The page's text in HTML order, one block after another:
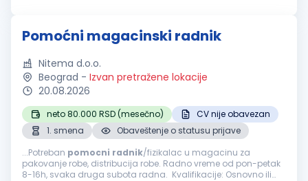
Pomoćni magacinski radnik
Nitema d.o.o.
Beograd - Izvan pretražene lokacije
20.08.2026
neto 80.000 RSD (mesečno)
CV nije obavezan
1. smena
Obaveštenje o statusu prijave
...Potreban pomocni radnik/fizikalac u magacinu za
pakovanje robe, distribucija robe. Radno vreme od pon-petak
8-16h, svaka druga subota radna. Kvalifikacije: Osnovno ili